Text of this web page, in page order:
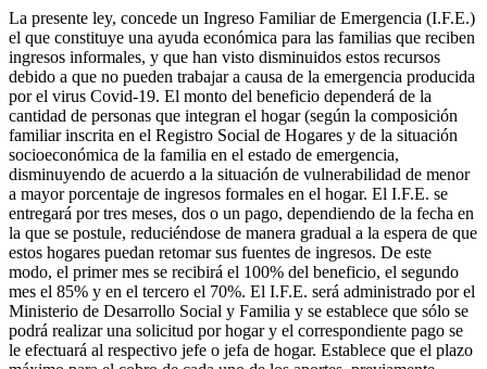
La presente ley, concede un Ingreso Familiar de Emergencia (I.F.E.)
el que constituye una ayuda económica para las familias que reciben
ingresos informales, y que han visto disminuidos estos recursos
debido a que no pueden trabajar a causa de la emergencia producida
por el virus Covid-19. El monto del beneficio dependerá de la
cantidad de personas que integran el hogar (según la composición
familiar inscrita en el Registro Social de Hogares y de la situación
socioeconómica de la familia en el estado de emergencia,
disminuyendo de acuerdo a la situación de vulnerabilidad de menor
a mayor porcentaje de ingresos formales en el hogar. El I.F.E. se
entregará por tres meses, dos o un pago, dependiendo de la fecha en
la que se postule, reduciéndose de manera gradual a la espera de que
estos hogares puedan retomar sus fuentes de ingresos. De este
modo, el primer mes se recibirá el 100% del beneficio, el segundo
mes el 85% y en el tercero el 70%. El I.F.E. será administrado por el
Ministerio de Desarrollo Social y Familia y se establece que sólo se
podrá realizar una solicitud por hogar y el correspondiente pago se
le efectuará al respectivo jefe o jefa de hogar. Establece que el plazo